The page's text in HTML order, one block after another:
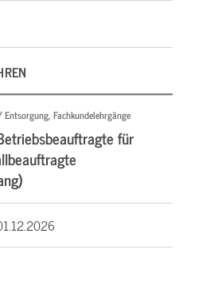
Fachkundelehrgänge
für